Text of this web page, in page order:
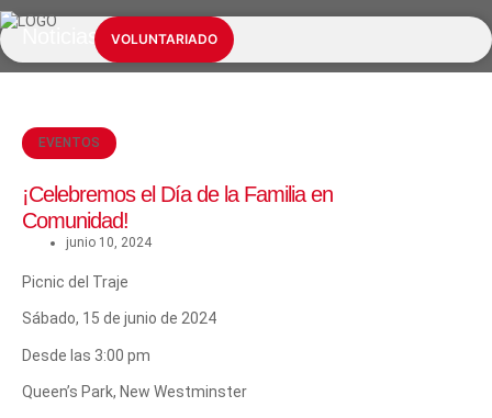
VOLUNTARIADO
Noticias
EVENTOS
¡Celebremos el Día de la Familia en
Comunidad!
junio 10, 2024
Picnic del Traje
Sábado, 15 de junio de 2024
Desde las 3:00 pm
Queen’s Park, New Westminster